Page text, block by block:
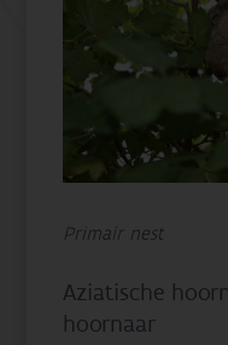
Primair nest
Aziatische
hoornaar